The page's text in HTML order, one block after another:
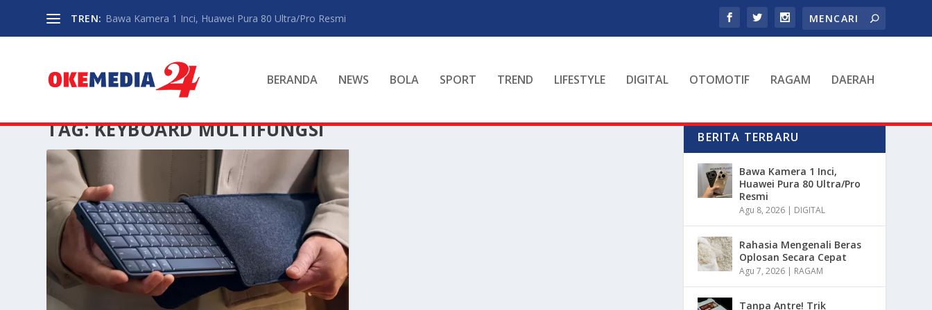
TREN: Bawa Kamera 1 Inci, Huawei Pura 80 Ultra/Pro Resmi
BERANDA NEWS BOLA SPORT TREND LIFESTYLE DIGITAL OTOMOTIF RAGAM DAERAH
TAG:KEYBOARD MULTIFUNGSI BERITA TERBARU
Bawa Kamera 1 Inci,
Huawei Pura 80 Ultra/Pro
Resmi
Agu 8, 2026 | DIGITAL
Rahasia Mengenali Beras
Oplosan Secara Cepat
Agu 7, 2026 | RAGAM
Tanpa Antre! Trik